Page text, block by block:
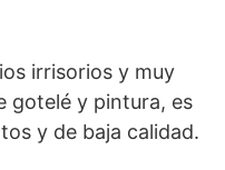
irrisorios y muy
gotelé y pintura, es
y de baja calidad.